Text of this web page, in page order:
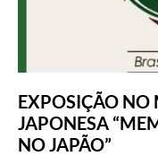
EXPOSIÇÃO NO
JAPONESA
NO JAPÃO”